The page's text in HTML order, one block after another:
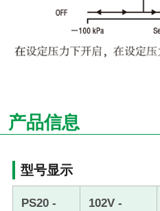
产品信息
型号显示
PS20 - 102V -